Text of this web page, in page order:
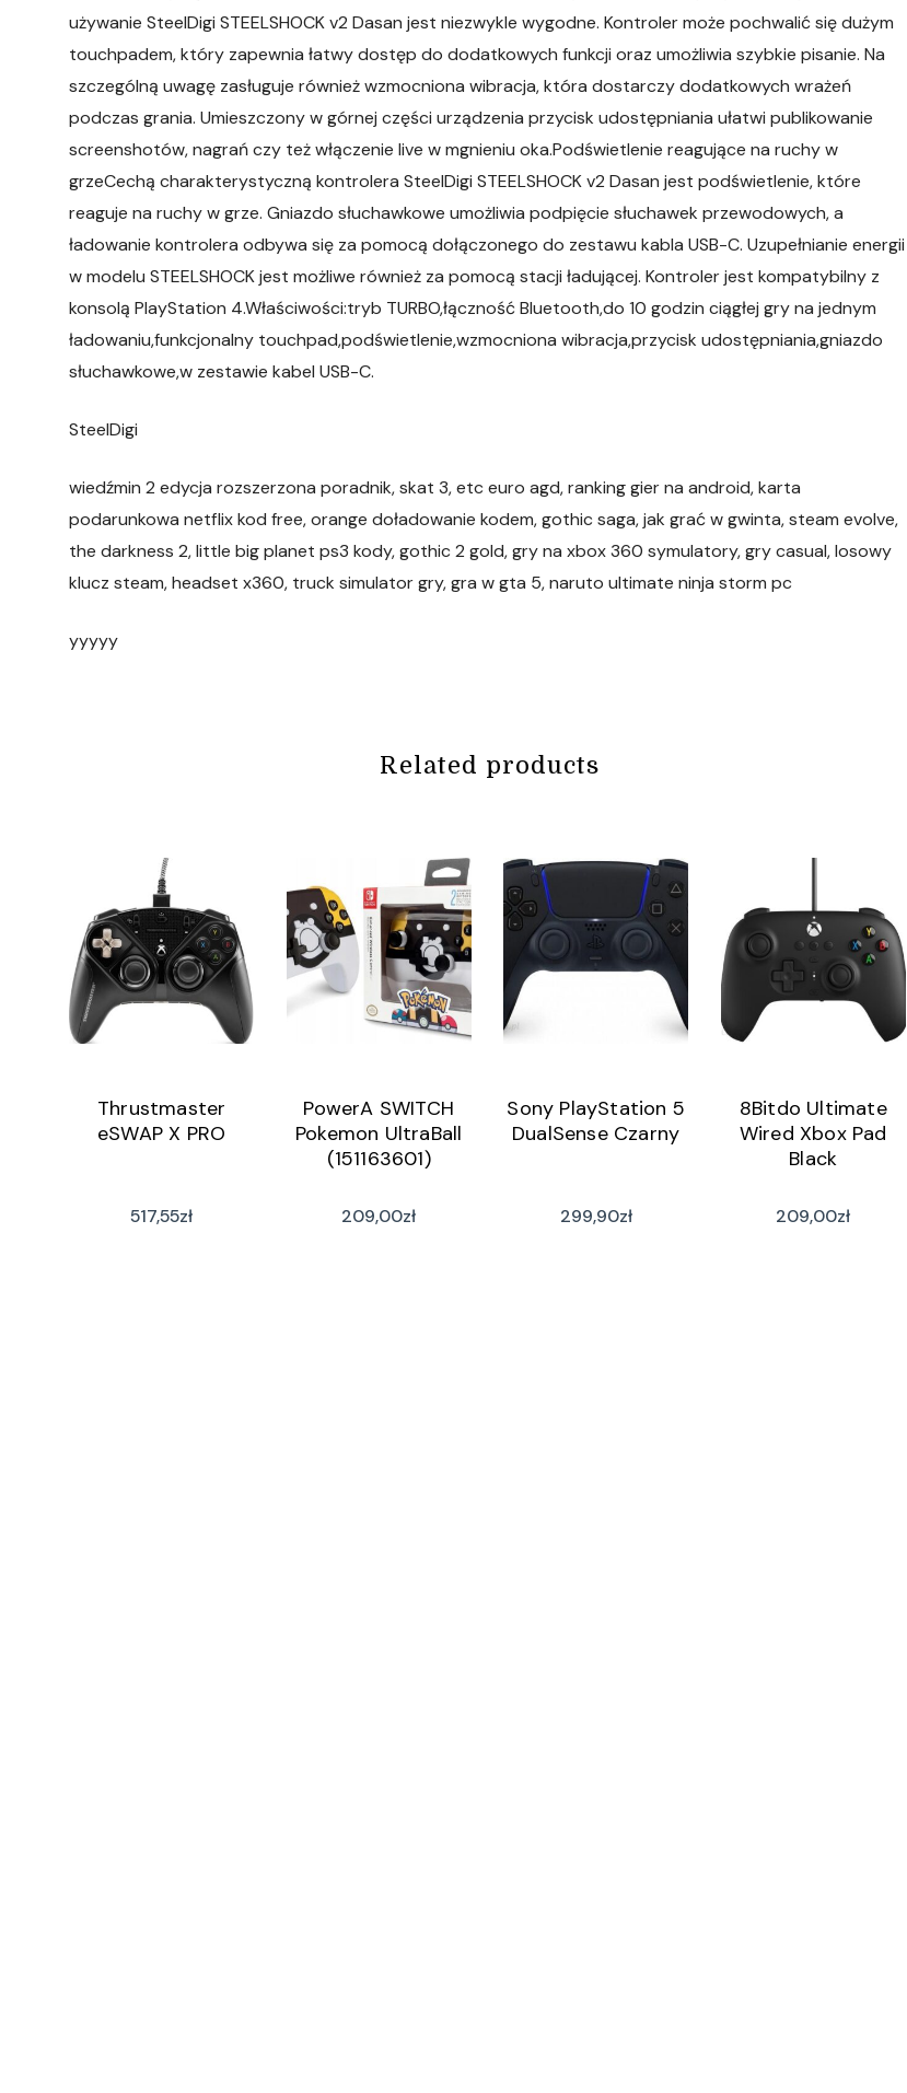
używanie SteelDigi STEELSHOCK v2 Dasan jest niezwykle wygodne. Kontroler może pochwalić się dużym
touchpadem, który zapewnia łatwy dostęp do dodatkowych funkcji oraz umożliwia szybkie pisanie. Na
szczególną uwagę zasługuje również wzmocniona wibracja, która dostarczy dodatkowych wrażeń
podczas grania. Umieszczony w górnej części urządzenia przycisk udostępniania ułatwi publikowanie
screenshotów, nagrań czy też włączenie live w mgnieniu oka.Podświetlenie reagujące na ruchy w
grzeCechą charakterystyczną kontrolera SteelDigi STEELSHOCK v2 Dasan jest podświetlenie, które
reaguje na ruchy w grze. Gniazdo słuchawkowe umożliwia podpięcie słuchawek przewodowych, a
ładowanie kontrolera odbywa się za pomocą dołączonego do zestawu kabla USB-C. Uzupełnianie energii
w modelu STEELSHOCK jest możliwe również za pomocą stacji ładującej. Kontroler jest kompatybilny z
konsolą PlayStation 4.Właściwości:tryb TURBO,łączność Bluetooth,do 10 godzin ciągłej gry na jednym
ładowaniu,funkcjonalny touchpad,podświetlenie,wzmocniona wibracja,przycisk udostępniania,gniazdo
słuchawkowe,w zestawie kabel USB-C.
SteelDigi
wiedźmin 2 edycja rozszerzona poradnik, skat 3, etc euro agd, ranking gier na android, karta
podarunkowa netflix kod free, orange doładowanie kodem, gothic saga, jak grać w gwinta, steam evolve,
the darkness 2, little big planet ps3 kody, gothic 2 gold, gry na xbox 360 symulatory, gry casual, losowy
klucz steam, headset x360, truck simulator gry, gra w gta 5, naruto ultimate ninja storm pc
yyyyy
Related products
Thrustmaster
eSWAP X PRO
517,55zł
PowerA SWITCH
Pokemon UltraBall
(151163601)
209,00zł
Sony PlayStation 5
DualSense Czarny
299,90zł
8Bitdo Ultimate
Wired Xbox Pad
Black
209,00zł